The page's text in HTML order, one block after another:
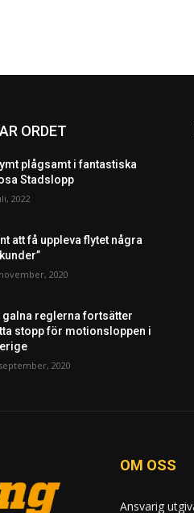
ORDET
plågsamt i fantastiska
Stadslopp
2022
att få uppleva flytet några
2020
galna reglerna fortsätter
stopp för motionsloppen i
2020
OM OSS
Ansvarig